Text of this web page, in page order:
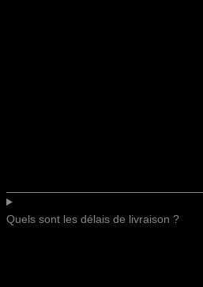
Quels sont les délais de livraison ?